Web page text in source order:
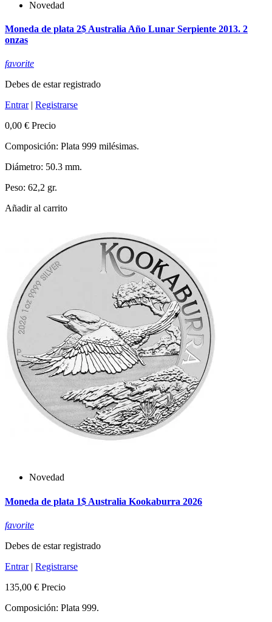
Novedad
Moneda de plata 2$ Australia Año Lunar Serpiente 2013. 2
onzas
favorite
Debes de estar registrado
Entrar| Registrarse
0,00 € Precio
Composición: Plata 999 milésimas.
Diámetro: 50.3 mm.
Peso: 62,2 gr.
Añadir al carrito
Novedad
Moneda de plata 1$ Australia Kookaburra 2026
favorite
Debes de estar registrado
Entrar| Registrarse
135,00 € Precio
Composición: Plata 999.